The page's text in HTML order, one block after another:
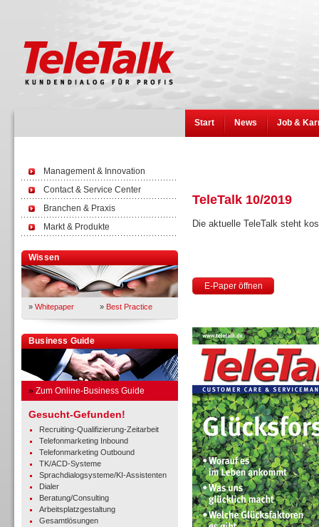
Start News Job &
Management & Innovation
Contact & Service Center
Branchen & Praxis
Markt & Produkte
Wissen
» Whitepaper » Best Practice
Business Guide
» Zum Online-Business Guide
Gesucht-Gefunden!
Recruiting-Qualifizierung-Zeitarbeit
Telefonmarketing Inbound
Telefonmarketing Outbound
TK/ACD-Systeme
Sprachdialogsysteme/KI-Assistenten
Dialer
Beratung/Consulting
Arbeitsplatzgestaltung
Gesamtlösungen
TeleTalk 10/2019
Die aktuelle TeleTalk steht
E-Paper öffnen